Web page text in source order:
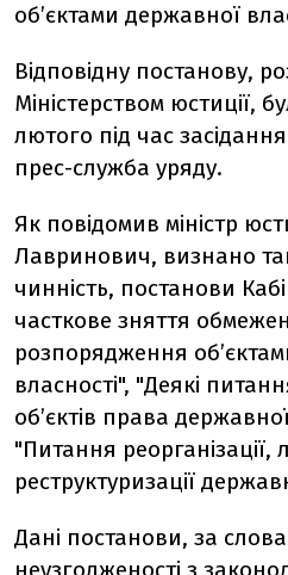
об’єктами державної
Відповідну постанову,
Міністерством юстиції,
лютого під час
прес-служба уряду.
Як повідомив міністр
Лавринович, визнано
чинність, постанови
часткове зняття
розпорядження
власності", "Деякі
об’єктів права
"Питання реорганізації,
реструктуризації
Дані постанови, за